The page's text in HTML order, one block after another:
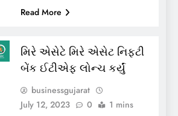
Read More
મિરે એસેટે મિરે એસેટ નિફ્ટી
બેંક ઈટીએફ લોન્ચ કર્યું
businessgujarat
July 12, 2023
0 1 mins